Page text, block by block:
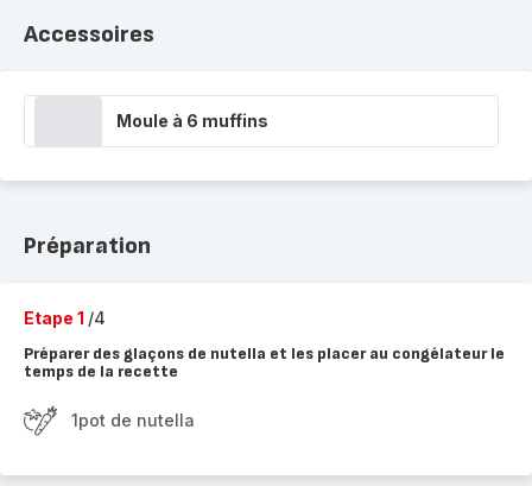
Accessoires
Moule à 6 muffins
Préparation
Etape 1 /4
Préparer des glaçons de nutella et les placer au congélateur le
temps de la recette
1pot de nutella